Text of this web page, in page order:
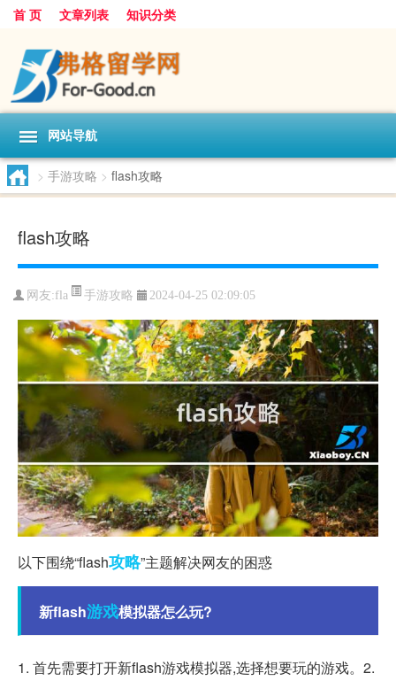
首 页 文章列表 知识分类
网站导航
> 手游攻略 > flash攻略
flash攻略
网友:fla 手游攻略 2024-04-25 02:09:05
以下围绕“flash攻略”主题解决网友的困惑
新flash游戏模拟器怎么玩?
1. 首先需要打开新flash游戏模拟器,选择想要玩的游戏。2.